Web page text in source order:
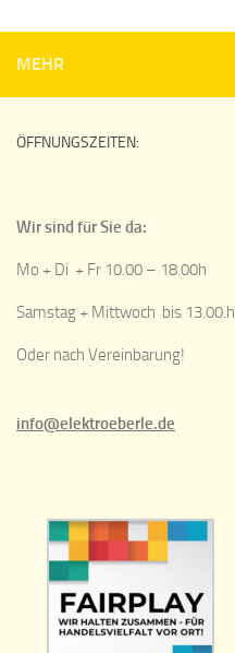
MEHR
ÖFFNUNGSZEITEN:
Wir sind für Sie da:
Mo + Di + Fr 10.00 – 18.00h
Samstag + Mittwoch bis 13.00.h
Oder nach Vereinbarung!
info@elektroeberle.de